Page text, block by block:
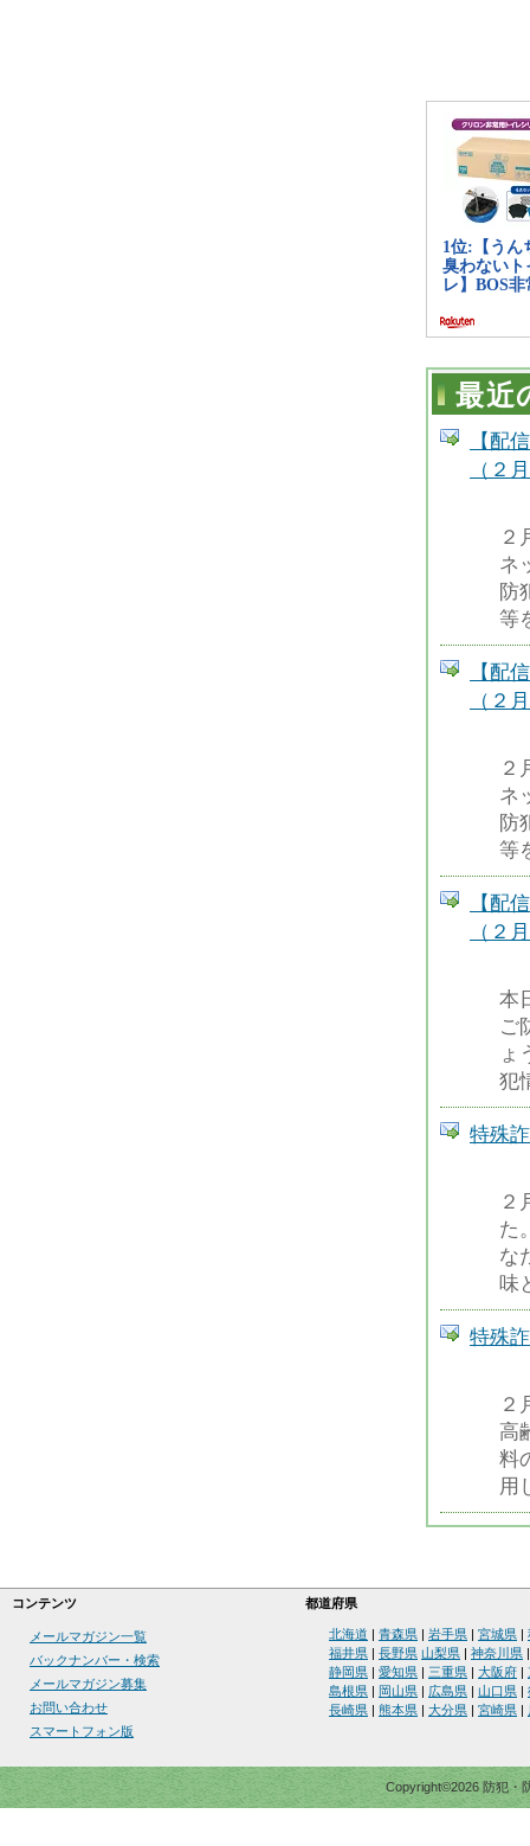
最近
【配
（２
２
ネ
防
等
【配
（２
２
ネ
防
等
【配
（２
本
ご
ょ
犯
特殊
２
た
な
味
特殊
２
高
料
用
コンテンツ 都道府県
メールマガジン一覧
バックナンバー・検索
メールマガジン募集
お問い合わせ
スマートフォン版
北海道 青森県 岩手県 宮城県
福井県
長野県 山梨県 神奈川県
静岡県
愛知県 三重県 大阪府
島根県
岡山県 広島県 山口県
長崎県
熊本県 大分県 宮崎県
Copyright©2026 防犯・